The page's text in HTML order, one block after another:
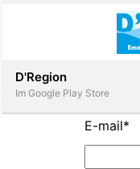
E-mail*
D'Region
Im Google Play Store